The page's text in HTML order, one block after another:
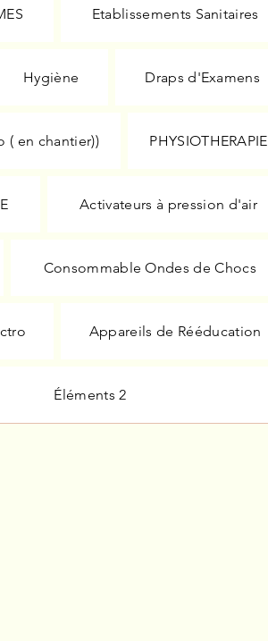
Etablissements Sanitaires
Hygiène Draps d'Examens
( en chantier)) PHYSIOTHERAPIE
Activateurs à pression d'air
Consommable Ondes de Chocs
Appareils de Rééducation
Éléments 2